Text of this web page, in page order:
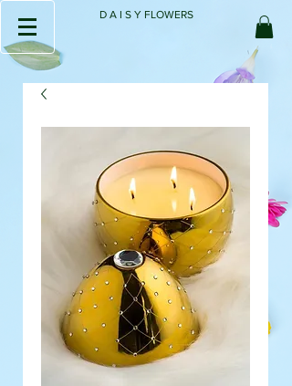
D A I S Y FLOWERS